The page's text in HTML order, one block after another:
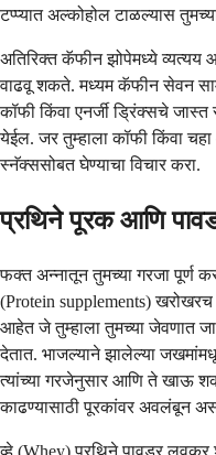
टप्प्यात अल्कोहोल टाळल्यास
अतिरिक्त कॅफीन झोपेमध्ये
वाढवू शकते. मध्यम कॅफीन सेवन
कॉफी किंवा एनर्जी ड्रिंक्सचे
येईल. जर तुम्हाला कॉफी किंवा
स्नॅक्ससोबत घेण्याचा विचार करा.
प्रथिने पूरक आणि
फक्त अन्नातून तुमच्या गरजा पूर्ण
(Protein supplements)
आहेत जे तुम्हाला तुमच्या जेवणात
देतात. भाजल्याने झालेल्या
त्यांच्या गरजेनुसार आणि ते खाऊ
काढण्यासाठी पूरकांवर अवलंबून
व्हे (Whey) प्रथिने पावडर